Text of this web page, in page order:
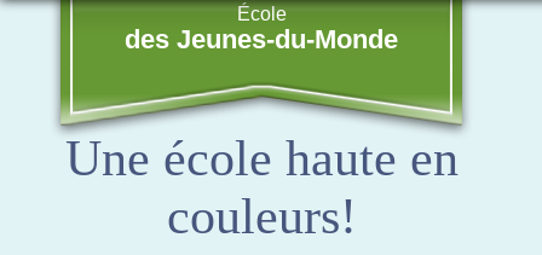
École
des Jeunes-du-Monde
Une école haute en
couleurs!